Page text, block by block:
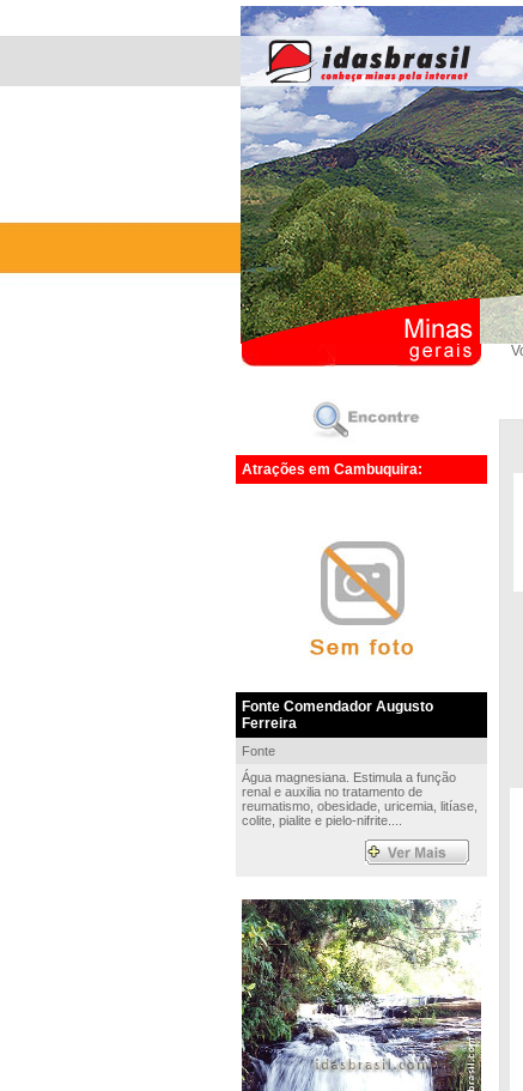
Atrações em Cambuquira:
Fonte Comendador Augusto
Ferreira
Fonte
Água magnesiana. Estimula a função
renal e auxilia no tratamento de
reumatismo, obesidade, uricemia, litíase,
colite, pialite e pielo-nifrite....